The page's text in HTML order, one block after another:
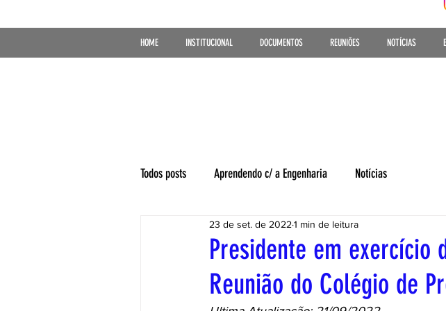
HOME INSTITUCIONAL DOCUMENTOS REUNIÕES NOTÍCIAS
Todos posts Aprendendo c/ a Engenharia Notícias
Presidente em exercício
Reunião do Colégio de
23 de set. de 2022 1 min de leitura